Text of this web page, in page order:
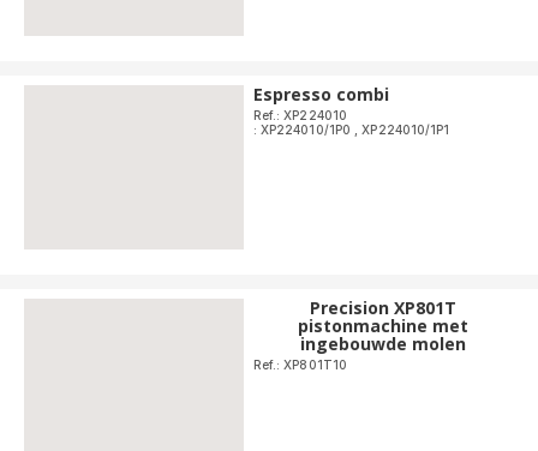
Espresso combi
Ref.: XP224010
: XP224010/1P0
,XP224010/1P1
Precision XP801T
pistonmachine met
ingebouwde molen
Ref.: XP801T10